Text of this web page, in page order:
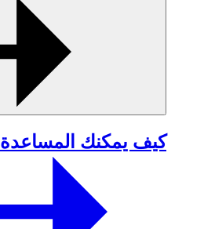
كيف يمكنك المساعدة